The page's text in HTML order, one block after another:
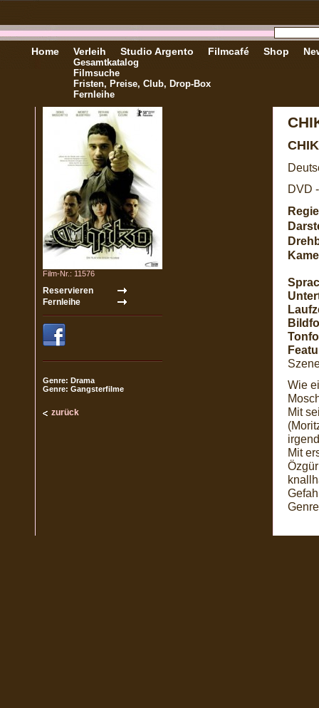
Home Verleih
Gesamtkatalog
Filmsuche
Fristen, Preise, Club, Drop-Box
Fernleihe
Studio Argento Filmcafé Shop
Film-Nr.: 11576
Genre: Drama
Genre: Gangsterfilme
zurück
DVD
Wie
Mit
Mit